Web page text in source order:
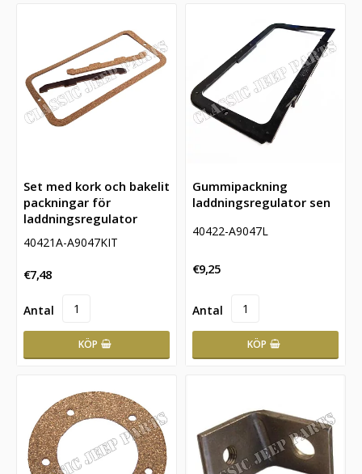
Set med kork och bakelit
packningar för
laddningsregulator
40421A-A9047KIT
€7,48
KÖP
Gummipackning
laddningsregulator sen
40422-A9047L
€9,25
KÖP